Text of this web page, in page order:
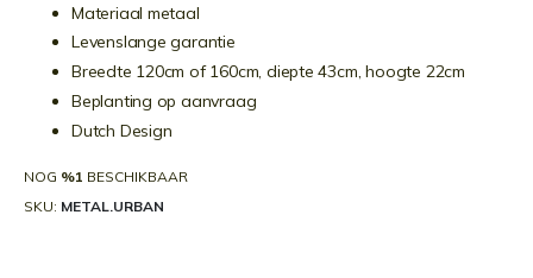
Materiaal metaal
Levenslange garantie
Breedte 120cm of 160cm, diepte 43cm, hoogte 22cm
Beplanting op aanvraag
Dutch Design
NOG %1 BESCHIKBAAR
SKU METAL.URBAN